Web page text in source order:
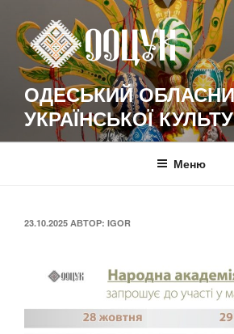
содержимому
ОДЕСЬКИЙ
УКРАЇНСЬКОЇ
Меню
ОПУБЛИКОВАНО
23.10.2025 АВТОР: IGOR